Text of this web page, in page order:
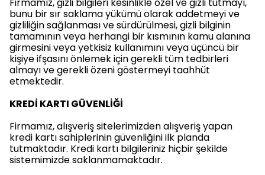
bunu bir sır saklama yükümü olarak addetmeyi ve
gizliliğin sağlanması ve sürdürülmesi, gizli bilginin
tamamının veya herhangi bir kısmının kamu alanına
girmesini veya yetkisiz kullanımını veya üçüncü bir
kişiye ifşasını önlemek için gerekli tüm tedbirleri
almayı ve gerekli özeni göstermeyi taahhüt
etmektedir.
KREDİ KARTI GÜVENLİĞİ
Firmamız, alışveriş sitelerimizden alışveriş yapan
kredi kartı sahiplerinin güvenliğini ilk planda
tutmaktadır. Kredi kartı bilgileriniz hiçbir şekilde
sistemimizde saklanmamaktadır.